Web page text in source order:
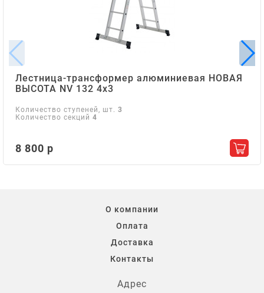
Лестница-трансформер алюминиевая НОВАЯ
ВЫСОТА NV 132 4х3
Количество ступеней, шт. 3
Количество секций 4
8 800 р
О компании
Оплата
Доставка
Контакты
Адрес